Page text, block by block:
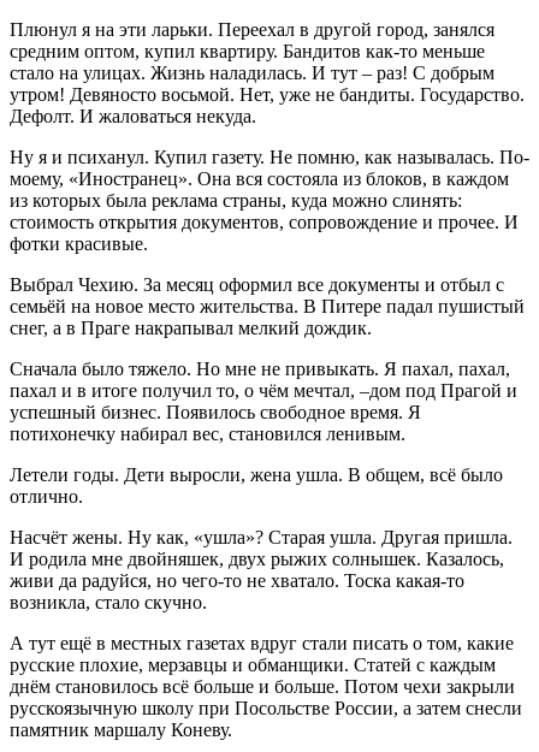
Плюнул я на эти ларьки. Переехал в другой город, занялся
средним оптом, купил квартиру. Бандитов как-то меньше
стало на улицах. Жизнь наладилась. И тут – раз! С добрым
утром! Девяносто восьмой. Нет, уже не бандиты. Государство.
Дефолт. И жаловаться некуда.
Ну я и психанул. Купил газету. Не помню, как называлась. По-
моему, «Иностранец». Она вся состояла из блоков, в каждом
из которых была реклама страны, куда можно слинять:
стоимость открытия документов, сопровождение и прочее. И
фотки красивые.
Выбрал Чехию. За месяц оформил все документы и отбыл с
семьёй на новое место жительства. В Питере падал пушистый
снег, а в Праге накрапывал мелкий дождик.
Сначала было тяжело. Но мне не привыкать. Я пахал, пахал,
пахал и в итоге получил то, о чём мечтал, –дом под Прагой и
успешный бизнес. Появилось свободное время. Я
потихонечку набирал вес, становился ленивым.
Летели годы. Дети выросли, жена ушла. В общем, всё было
отлично.
Насчёт жены. Ну как, «ушла»? Старая ушла. Другая пришла.
И родила мне двойняшек, двух рыжих солнышек. Казалось,
живи да радуйся, но чего-то не хватало. Тоска какая-то
возникла, стало скучно.
А тут ещё в местных газетах вдруг стали писать о том, какие
русские плохие, мерзавцы и обманщики. Статей с каждым
днём становилось всё больше и больше. Потом чехи закрыли
русскоязычную школу при Посольстве России, а затем снесли
памятник маршалу Коневу.